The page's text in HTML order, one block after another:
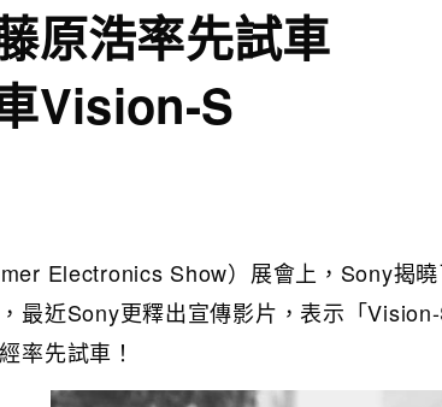
原浩率先試車
Vision-S
Electronics Show）展會上，Sony揭
最近Sony更釋出宣傳影片，表示「
率先試車！